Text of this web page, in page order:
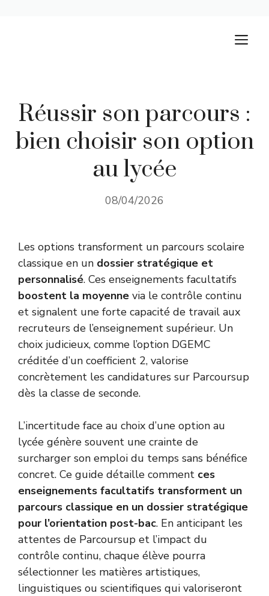
Réussir son parcours :
bien choisir son option
au lycée
08/04/2026
Les options transforment un parcours scolaire
classique en un dossier stratégique et
personnalisé. Ces enseignements facultatifs
boostent la moyenne via le contrôle continu
et signalent une forte capacité de travail aux
recruteurs de l’enseignement supérieur. Un
choix judicieux, comme l’option DGEMC
créditée d’un coefficient 2, valorise
concrètement les candidatures sur Parcoursup
dès la classe de seconde.
L’incertitude face au choix d’une option au
lycée génère souvent une crainte de
surcharger son emploi du temps sans bénéfice
concret. Ce guide détaille comment ces
enseignements facultatifs transforment un
parcours classique en un dossier stratégique
pour l’orientation post-bac. En anticipant les
attentes de Parcoursup et l’impact du
contrôle continu, chaque élève pourra
sélectionner les matières artistiques,
linguistiques ou scientifiques qui valoriseront